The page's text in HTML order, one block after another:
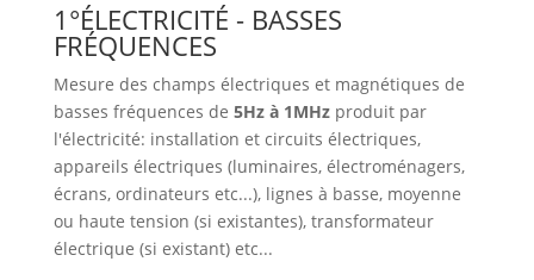
1°ÉLECTRICITÉ - BASSES
FRÉQUENCES
Mesure des champs électriques et magnétiques de
basses fréquences de 5Hz à 1MHzproduit par
l'électricité: installation et circuits électriques,
appareils électriques (luminaires, électroménagers,
écrans, ordinateurs etc...), lignes à basse, moyenne
ou haute tension (si existantes), transformateur
électrique (si existant) etc...